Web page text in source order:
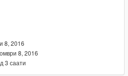
8, 2016
8, 2016
3 саати